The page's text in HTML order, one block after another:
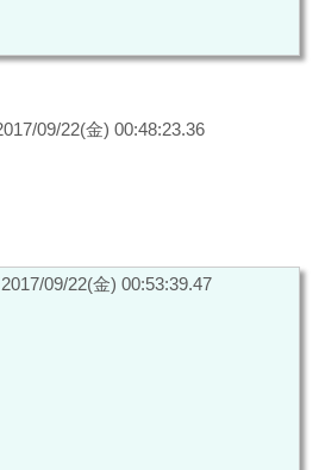
09/22(金) 00:48:23.36
2017/09/22(金) 00:53:39.47